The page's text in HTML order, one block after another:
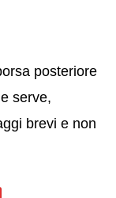
posteriore
serve,
brevi e non